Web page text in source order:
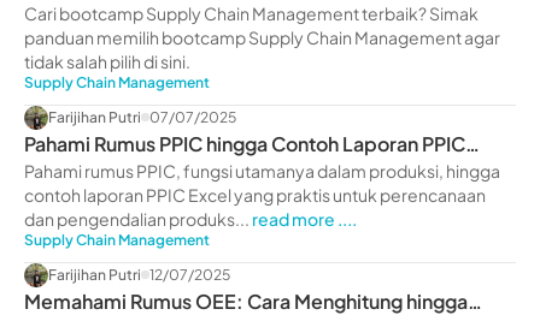
Management Terbaik 2025
Cari bootcamp Supply Chain Management terbaik? Simak
panduan memilih bootcamp Supply Chain Management agar
tidak salah pilih di sini.
Supply Chain Management
Farijihan Putri 07/07/2025
Pahami Rumus PPIC hingga Contoh Laporan PPIC
Excel
Pahami rumus PPIC, fungsi utamanya dalam produksi, hingga
contoh laporan PPIC Excel yang praktis untuk perencanaan
dan pengendalian produks... read more ....
Supply Chain Management
Farijihan Putri 12/07/2025
Memahami Rumus OEE: Cara Menghitung hingga